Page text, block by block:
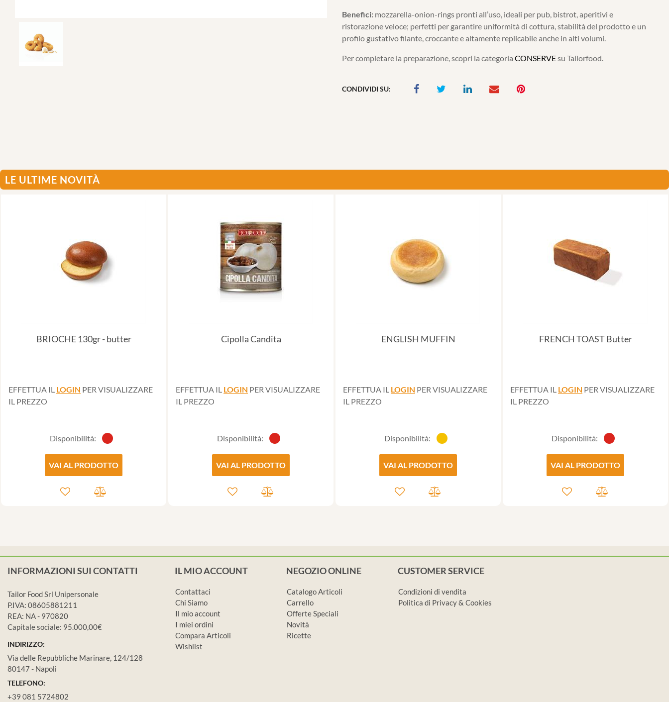
Benefici: mozzarella-onion-rings pronti all’uso, ideali per pub, bistrot, aperitivi e
ristorazione veloce; perfetti per garantire uniformità di cottura, stabilità del prodotto e un
profilo gustativo filante, croccante e altamente replicabile anche in alti volumi.
Per completare la preparazione, scopri la categoria CONSERVEsu Tailorfood.
CONDIVIDI SU:
LE ULTIME NOVITÀ
BRIOCHE 130gr - butter
EFFETTUA IL LOGIN PER VISUALIZZARE
IL PREZZO
Disponibilità:
VAI AL PRODOTTO
Cipolla Candita
EFFETTUA IL LOGIN PER VISUALIZZARE
IL PREZZO
Disponibilità:
VAI AL PRODOTTO
ENGLISH MUFFIN
EFFETTUA IL LOGIN PER VISUALIZZARE
IL PREZZO
Disponibilità:
VAI AL PRODOTTO
FRENCH TOAST Butter
EFFETTUA IL LOGIN PER VISUALIZZARE
IL PREZZO
Disponibilità:
VAI AL PRODOTTO
INFORMAZIONI SUI CONTATTI
Tailor Food Srl Unipersonale
P.IVA: 08605881211
REA: NA - 970820
Capitale sociale: 95.000,00€
INDIRIZZO:
Via delle Repubbliche Marinare, 124/128
80147 - Napoli
TELEFONO:
+39 081 5724802
IL MIO ACCOUNT
Contattaci
Chi Siamo
Il mio account
I miei ordini
Compara Articoli
Wishlist
NEGOZIO ONLINE
Catalogo Articoli
Carrello
Offerte Speciali
Novità
Ricette
CUSTOMER SERVICE
Condizioni di vendita
Politica di Privacy & Cookies